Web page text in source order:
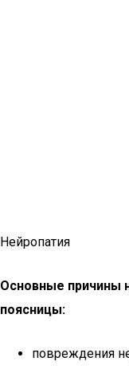
Нейропатия
Основные причины
поясницы:
повреждения